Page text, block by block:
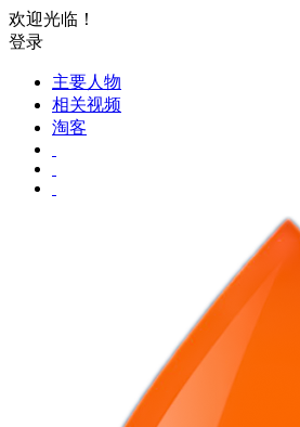
欢迎光临！
登录
主要人物
相关视频
淘客